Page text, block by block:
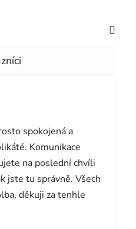
z 5 hvězdiček.
spokojená a
Komunikace
na poslední chvíli
jste tu správně. Všech
děkuji za tenhle